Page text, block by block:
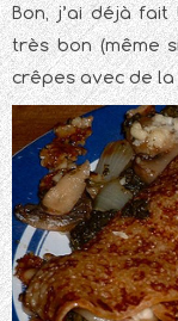
Bon, j’ai déjà fait
très bon (même
crêpes avec de